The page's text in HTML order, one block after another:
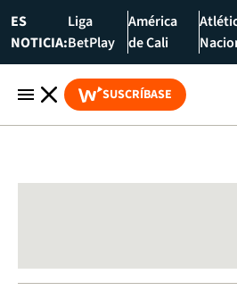
ES
NOTICIA:
Liga
BetPlay
América
de Cali
SUSCRÍBASE